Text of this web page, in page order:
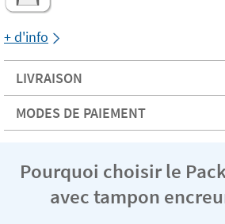
+ d'info
LIVRAISON
MODES DE PAIEMENT
Pourquoi choisir le
avec tampon